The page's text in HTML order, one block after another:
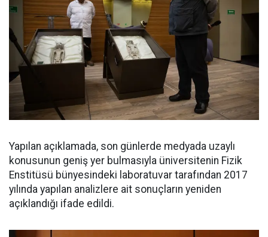
Yapılan açıklamada, son günlerde medyada uzaylı
konusunun geniş yer bulmasıyla üniversitenin Fizik
Enstitüsü bünyesindeki laboratuvar tarafından 2017
yılında yapılan analizlere ait sonuçların yeniden
açıklandığı ifade edildi.